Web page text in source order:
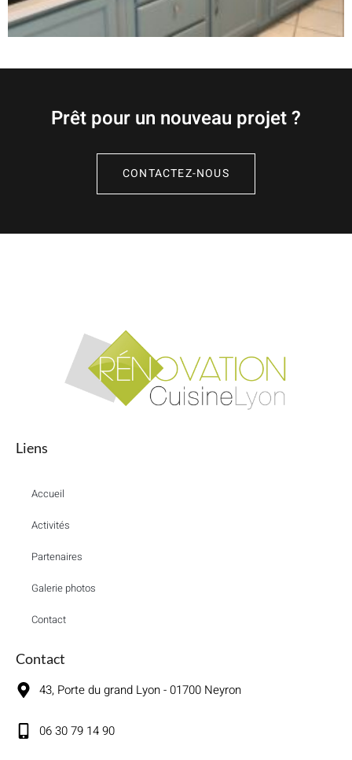
Prêt pour un nouveau projet ?
CONTACTEZ-NOUS
Liens
Accueil
Activités
Partenaires
Galerie photos
Contact
Contact
43, Porte du grand Lyon - 01700 Neyron
06 30 79 14 90